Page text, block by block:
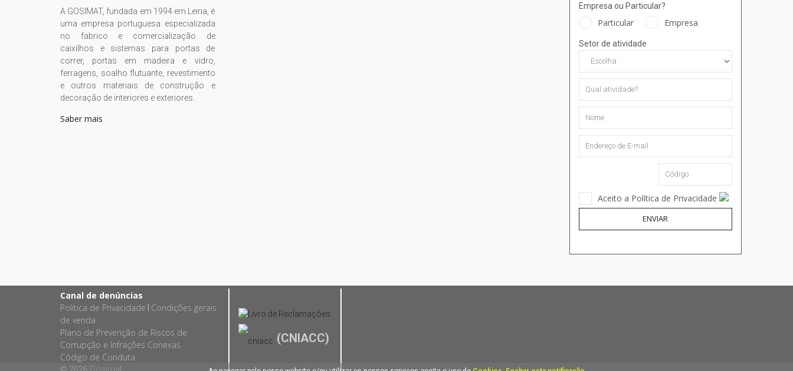
A GOSIMAT, fundada em 1994 em Leiria, é
uma empresa portuguesa especializada
no fabrico e comercialização de
caixilhos e sistemas para portas de
correr, portas em madeira e vidro,
ferragens, soalho flutuante, revestimento
e outros materiais de construção e
decoração de interiores e exteriores.
Saber mais
Empresa ou Particular?
Particular Empresa
Setor de atividade
Aceito a Política de Privacidade
ENVIAR
Canal de denúncias
Política de Privacidade Condições gerais
de venda
Plano de Prevenção de Riscos de
Corrupção e Infrações Conexas
Código de Conduta
(CNIACC)